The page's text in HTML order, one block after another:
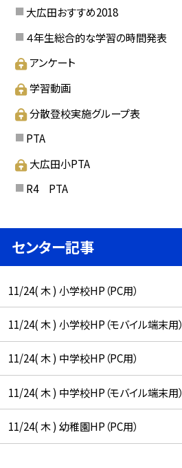
大広田おすすめ2018
４年生総合的な学習の時間発表
アンケート
学習動画
分散登校実施グループ表
PTA
大広田小PTA
R4 PTA
センター記事
11/24( 木 ) 小学校HP（PC用）
11/24( 木 ) 小学校HP（モバイル端末用）
11/24( 木 ) 中学校HP（PC用）
11/24( 木 ) 中学校HP（モバイル端末用）
11/24( 木 ) 幼稚園HP（PC用）